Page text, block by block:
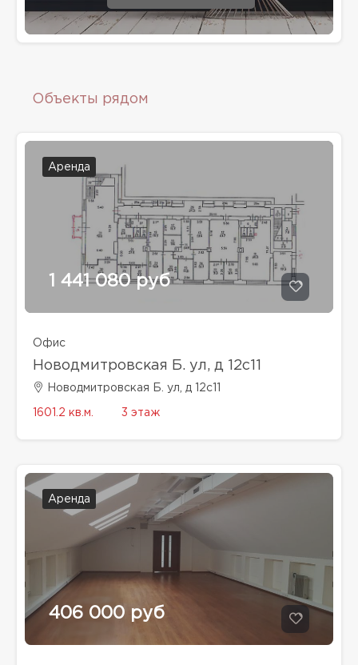
Объекты рядом
Аренда
1 441 080 руб
Офис
Новодмитровская Б. ул, д 12с11
Новодмитровская Б. ул, д 12с11
1601.2 кв.м. 3 этаж
Аренда
406 000 руб